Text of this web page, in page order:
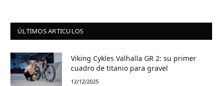
ÚLTIMOS ARTICULOS
Viking Cykles Valhalla GR 2: su primer
cuadro de titanio para gravel
12/12/2025